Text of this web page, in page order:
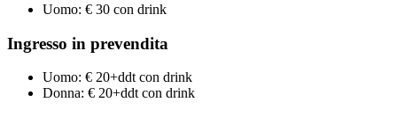
Uomo: € 30 con drink
Ingresso in prevendita
Uomo: € 20+ddt con drink
Donna: € 20+ddt con drink